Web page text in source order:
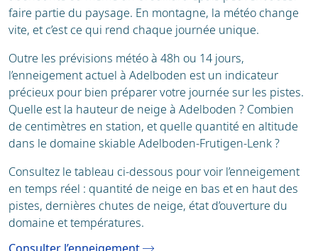
faire partie du paysage. En montagne, la météo change
vite, et c’est ce qui rend chaque journée unique.
Outre les prévisions météo à 48h ou 14 jours,
l’enneigement actuel à Adelboden est un indicateur
précieux pour bien préparer votre journée sur les pistes.
Quelle est la hauteur de neige à Adelboden ? Combien
de centimètres en station, et quelle quantité en altitude
dans le domaine skiable Adelboden-Frutigen-Lenk ?
Consultez le tableau ci-dessous pour voir l’enneigement
en temps réel : quantité de neige en bas et en haut des
pistes, dernières chutes de neige, état d’ouverture du
domaine et températures.